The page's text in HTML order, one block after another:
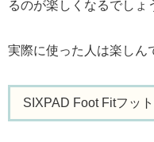
るのが楽しくなるでしょ
実際に使った人は楽しん
SIXPAD Foot Fitフッ